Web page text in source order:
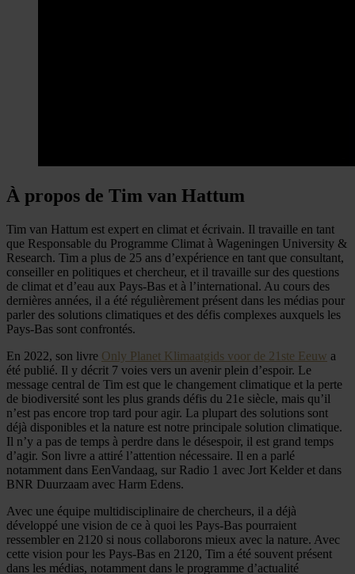
À propos de Tim van Hattum
Tim van Hattum est expert en climat et écrivain. Il travaille en tant
que Responsable du Programme Climat à Wageningen University &
Research. Tim a plus de 25 ans d’expérience en tant que consultant,
conseiller en politiques et chercheur, et il travaille sur des questions
de climat et d’eau aux Pays-Bas et à l’international. Au cours des
dernières années, il a été régulièrement présent dans les médias pour
parler des solutions climatiques et des défis complexes auxquels les
Pays-Bas sont confrontés.
En 2022, son livre Only Planet Klimaatgids voor de 21ste Eeuw a
été publié. Il y décrit 7 voies vers un avenir plein d’espoir. Le
message central de Tim est que le changement climatique et la perte
de biodiversité sont les plus grands défis du 21e siècle, mais qu’il
n’est pas encore trop tard pour agir. La plupart des solutions sont
déjà disponibles et la nature est notre principale solution climatique.
Il n’y a pas de temps à perdre dans le désespoir, il est grand temps
d’agir. Son livre a attiré l’attention nécessaire. Il en a parlé
notamment dans EenVandaag, sur Radio 1 avec Jort Kelder et dans
BNR Duurzaam avec Harm Edens.
Avec une équipe multidisciplinaire de chercheurs, il a déjà
développé une vision de ce à quoi les Pays-Bas pourraient
ressembler en 2120 si nous collaborons mieux avec la nature. Avec
cette vision pour les Pays-Bas en 2120, Tim a été souvent présent
dans les médias, notamment dans le programme d’actualité